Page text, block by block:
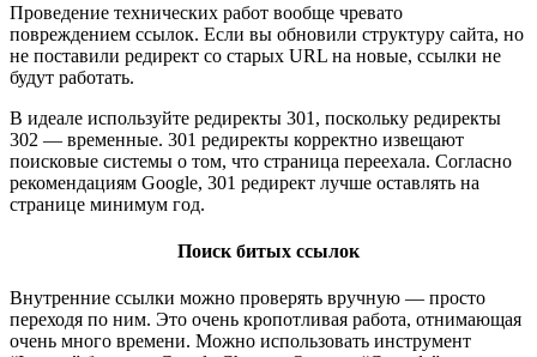
Проведение технических работ вообще чревато
повреждением ссылок. Если вы обновили структуру сайта, но
не поставили редирект со старых URL на новые, ссылки не
будут работать.
В идеале используйте редиректы 301, поскольку редиректы
302 — временные. 301 редиректы корректно извещают
поисковые системы о том, что страница переехала. Согласно
рекомендациям Google, 301 редирект лучше оставлять на
странице минимум год.
Поиск битых ссылок
Внутренние ссылки можно проверять вручную — просто
переходя по ним. Это очень кропотливая работа, отнимающая
очень много времени. Можно использовать инструмент